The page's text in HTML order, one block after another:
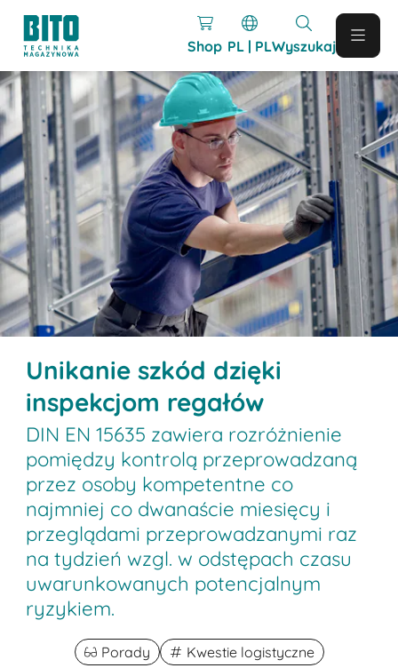
Shop PL | PLWyszukaj
Unikanie szkód dzięki
inspekcjom regałów
DIN EN 15635 zawiera rozróżnienie
pomiędzy kontrolą przeprowadzaną
przez osoby kompetentne co
najmniej co dwanaście miesięcy i
przeglądami przeprowadzanymi raz
na tydzień wzgl. w odstępach czasu
uwarunkowanych potencjalnym
ryzykiem.
Porady Kwestie logistyczne